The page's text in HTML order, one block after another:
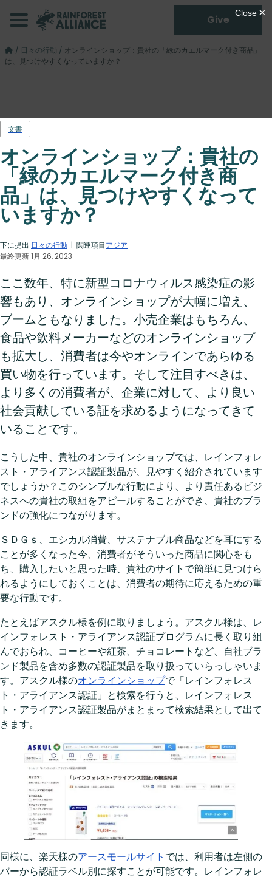
Give
/ 日々の行動 / オンラインショップ：貴社の「緑のカエルマーク付き商品」
は、見つけやすくなっていますか？
文書
オンラインショップ：貴社の
「緑のカエルマーク付き商
品」は、見つけやすくなって
いますか？
下に提出 日々の行動 | 関連項目アジア
最終更新 1月 26, 2023
ここ数年、特に新型コロナウィルス感染症の影
響もあり、オンラインショップが大幅に増え、
ブームともなりました。小売企業はもちろん、
食品や飲料メーカーなどのオンラインショップ
も拡大し、消費者は今やオンラインであらゆる
買い物を行っています。そして注目すべきは、
より多くの消費者が、企業に対して、より良い
社会貢献している証を求めるようになってきて
いることです。
こうした中、貴社のオンラインショップでは、レインフォレ
スト・アライアンス認証製品が、見やすく紹介されています
でしょうか？このシンプルな行動により、より責任あるビジ
ネスへの貴社の取組をアピールすることができ、貴社のブラ
ンドの強化につながります。
ＳＤＧｓ、エシカル消費、サステナブル商品などを耳にする
ことが多くなった今、消費者がそういった商品に関心をも
ち、購入したいと思った時、貴社のサイトで簡単に見つけら
れるようにしておくことは、消費者の期待に応えるための重
要な行動です。
たとえばアスクル様を例に取りましょう。アスクル様は、レ
インフォレスト・アライアンス認証プログラムに長く取り組
んでおられ、コーヒーや紅茶、チョコレートなど、自社ブラ
ンド製品を含め多数の認証製品を取り扱っていらっしゃいま
す。アスクル様のオンラインショップで「レインフォレス
ト・アライアンス認証」と検索を行うと、レインフォレス
ト・アライアンス認証製品がまとまって検索結果として出て
きます。
同様に、楽天様のアースモールサイト では、利用者は左側の
バーから認証ラベル別に探すことが可能です。レインフォレ